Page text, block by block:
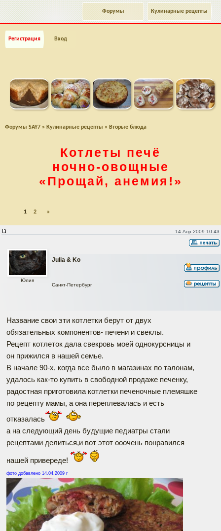
Кулинарные рецепты
Форумы
Регистрация Вход
Форумы SAY7 » Кулинарные рецепты » Вторые блюда
Котлеты печё
ночно-овощные
«Прощай, анемия!»
1 2 »
14 Апр 2009 10:43
Julia & Ko
Юлия
Санкт-Петербург
Название свои эти котлетки берут от двух
обязательных компонентов- печени и свеклы.
Рецепт котлеток дала свекровь моей однокурсницы и
он прижился в нашей семье.
В начале 90-х, когда все было в магазинах по талонам,
удалось как-то купить в свободной продаже печенку,
радостная приготовила котлетки печеночные племяшке
по рецепту мамы, а она переплевалась и есть
отказалась
а на следующий день будущие педиатры стали
рецептами делиться,и вот этот ооочень понравился
нашей привереде!
фото добавлено 14.04.2009 г